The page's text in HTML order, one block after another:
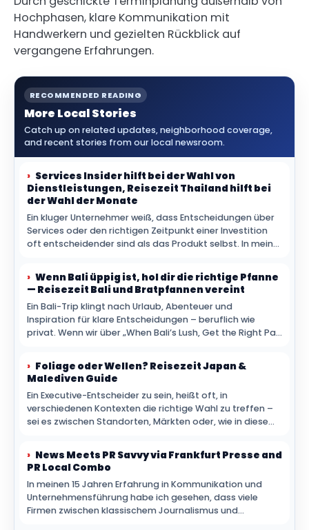
Hochphasen, klare Kommunikation mit
Handwerkern und gezielten Rückblick auf
vergangene Erfahrungen.
RECOMMENDED READING
More Local Stories
Catch up on related updates, neighborhood coverage,
and recent stories from our local newsroom.
Services Insider hilft bei der Wahl von
Dienstleistungen, Reisezeit Thailand hilft bei
der Wahl der Monate
Ein kluger Unternehmer weiß, dass Entscheidungen über
Services oder den richtigen Zeitpunkt einer Investition
oft entscheidender sind als das Produkt selbst. In meiner
Orientierung sparen nicht nur Kosten, sondern
verhindern auch falsche Weichenstellungen.
Wenn Bali üppig ist, hol dir die richtige Pfanne
— Reisezeit Bali und Bratpfannen vereint
Ein Bali-Trip klingt nach Urlaub, Abenteuer und
Inspiration für klare Entscheidungen – beruflich wie
privat. Wenn wir über „When Bali’s Lush, Get the Right Pan
es nicht nur um Reiseplanung, sondern auch darum, wie
Timing und.
Foliage oder Wellen? Reisezeit Japan &
Malediven Guide
Ein Executive-Entscheider zu sein, heißt oft, in
verschiedenen Kontexten die richtige Wahl zu treffen –
sei es zwischen Standorten, Märkten oder, wie in diesem
News Meets PR Savvy via Frankfurt Presse and
PR Local Combo
In meinen 15 Jahren Erfahrung in Kommunikation und
Unternehmensführung habe ich gesehen, dass viele
Firmen zwischen klassischem Journalismus und